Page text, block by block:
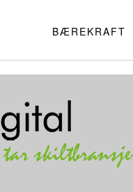
BÆREKRAFT